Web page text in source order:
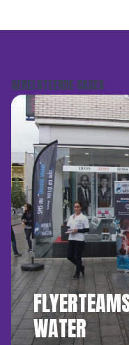
GERELATEERDE CASES
WATER